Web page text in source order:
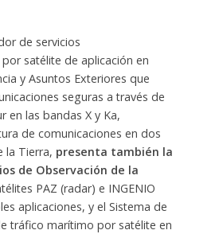
de servicios
satélite de aplicación en
y Asuntos Exteriores que
seguras a través de
en las bandas X y Ka,
de comunicaciones en dos
la Tierra, presenta también la
de Observación de la
PAZ (radar) e INGENIO
aplicaciones, y el Sistema de
tráfico marítimo por satélite en